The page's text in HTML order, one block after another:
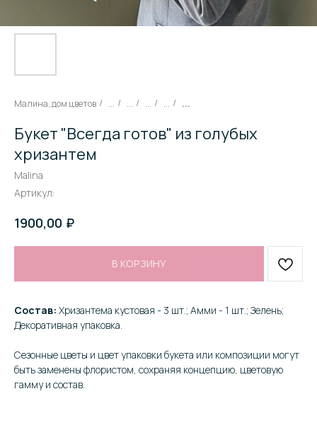
Малина, дом цветов / ... / ... / ... / ... / ...
Букет "Всегда готов" из голубых
хризантем
Malina
Артикул:
1900,00 ₽
В КОРЗИНУ
Состав: Хризантема кустовая - 3 шт.; Амми - 1 шт.; Зелень;
Декоративная упаковка.
Сезонные цветы и цвет упаковки букета или композиции могут
быть заменены флористом, сохраняя концепцию, цветовую
гамму и состав.